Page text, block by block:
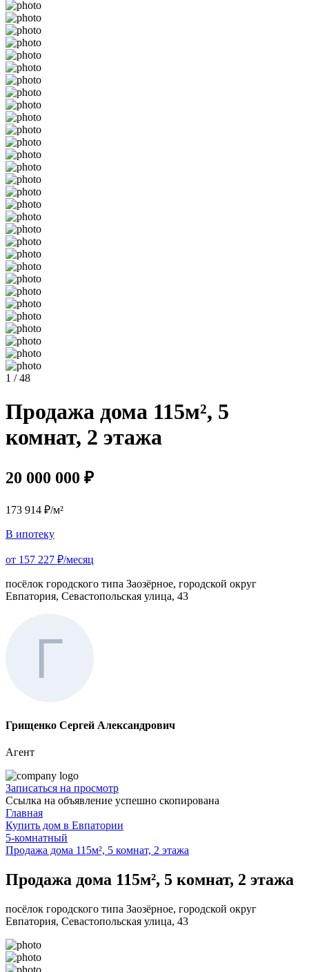
1 / 48
Продажа дома 115м², 5
комнат, 2 этажа
20 000 000 ₽
173 914 ₽/м²
В ипотеку
от 157 227 ₽/месяц
посёлок городского типа Заозёрное, городской округ
Евпатория, Севастопольская улица, 43
Грищенко Сергей Александрович
Агент
Записаться на просмотр
Ссылка на объявление успешно скопирована
Главная
Купить дом в Евпатории
5-комнатный
Продажа дома 115м², 5 комнат, 2 этажа
Продажа дома 115м², 5 комнат, 2 этажа
посёлок городского типа Заозёрное, городской округ
Евпатория, Севастопольская улица, 43